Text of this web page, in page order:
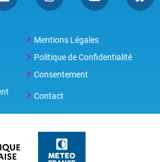
Mentions Légales
Politique de Confidentialité
Consentement
Contact